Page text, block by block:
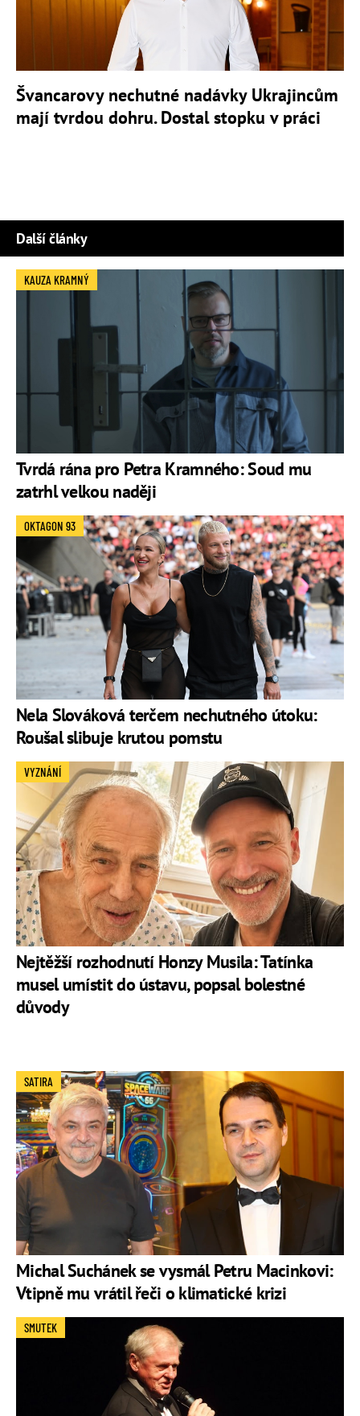
Švancarovy nechutné nadávky Ukrajincům
mají tvrdou dohru. Dostal stopku v práci
Další články
Tvrdá rána pro Petra Kramného: Soud mu
zatrhl velkou naději
KAUZA KRAMNÝ
Nela Slováková terčem nechutného útoku:
Roušal slibuje krutou pomstu
OKTAGON 93
Nejtěžší rozhodnutí Honzy Musila: Tatínka
musel umístit do ústavu, popsal bolestné
důvody
VYZNÁNÍ
Michal Suchánek se vysmál Petru Macinkovi:
Vtipně mu vrátil řeči o klimatické krizi
SATIRA
SMUTEK